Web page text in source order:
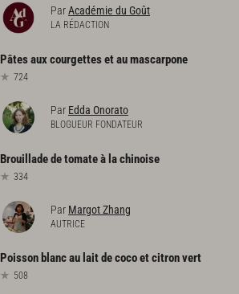
ParAcadémie du Goût
LA RÉDACTION
Pâtesauxcourgettesetaumascarpone
724
Par Edda Onorato
BLOGUEUR FONDATEUR
Brouilladedetomateà lachinoise
334
Par Margot Zhang
AUTRICE
Poisson blancau laitdecocoetcitronvert
508